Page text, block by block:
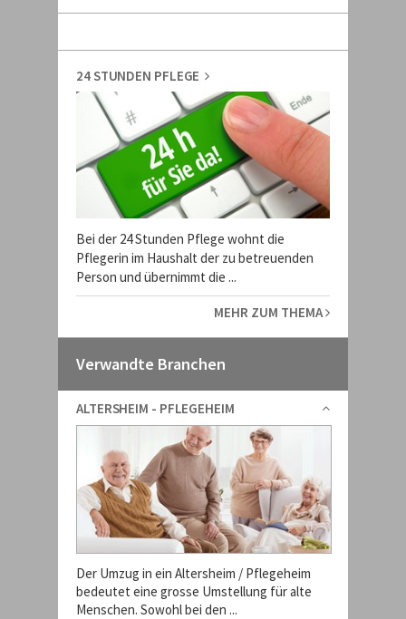
24 STUNDEN PFLEGE
Bei der 24 Stunden Pflege wohnt die
Pflegerin im Haushalt der zu betreuenden
Person und übernimmt die ...
MEHR ZUM THEMA
Verwandte Branchen
ALTERSHEIM - PFLEGEHEIM
Der Umzug in ein Altersheim / Pflegeheim
bedeutet eine grosse Umstellung für alte
Menschen. Sowohl bei den ...